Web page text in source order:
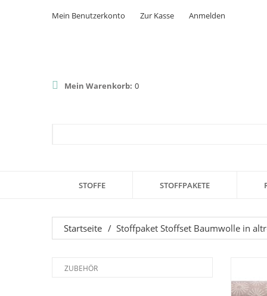
Mein Benutzerkonto Zur Kasse Anmelden
Mein Warenkorb: 0
STOFFE STOFFPAKETE
Startseite / Stoffpaket Stoffset Baumwolle in
ZUBEHÖR